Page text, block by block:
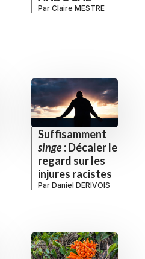
Par Claire MESTRE
Suffisamment
singe: Décaler le
regard sur les
injures racistes
Par Daniel DERIVOIS